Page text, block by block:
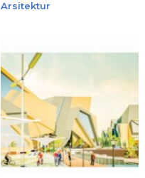
Arsitektur